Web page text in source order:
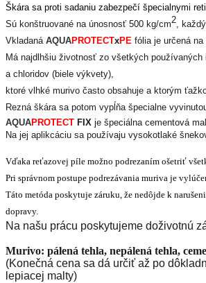
Škára sa proti sadaniu zabezpečí špecialnymi
Sú konštruované na únosnosť 500 kg/cm2,
Vkladaná AQUAPROTECTxPE fólia je určená
Má najdlhšiu životnosť zo všetkých
a chloridov (biele výkvety),
ktoré vlhké murivo často obsahuje a ktorým
Rezná škára sa potom vypĺňa špecialne
AQUAPROTECT FIX je špeciálna cementová
Na jej aplikcáciu sa používaju vysokotlaké
Vďaka reťazovej píle možno podrezaním ošetriť
Pri správnom postupe podrezávania muriva je
Táto metóda poskytuje záruku, že nedôjde k
dopravy.
Na našu prácu poskytujeme doživotnú
Murivo: pálená tehla, nepálená tehla,
(Konečná cena sa dá určiť až po
lepiacej malty)